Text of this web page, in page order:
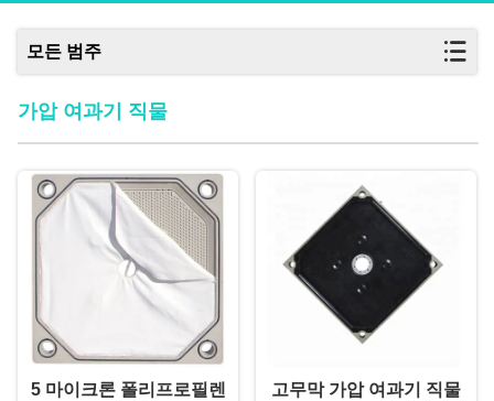
모든 범주
가압 여과기 직물
5 마이크론 폴리프로필렌
고무막 가압 여과기 직물